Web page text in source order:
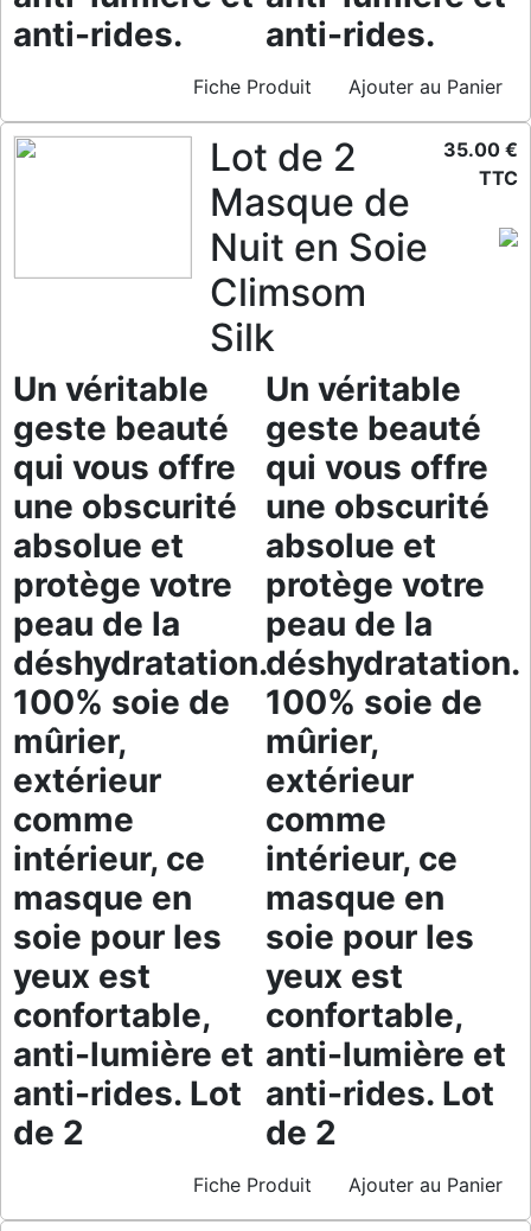
anti-rides.
anti-rides.
Fiche Produit Ajouter au Panier
Lot de 2
Masque de
Nuit en Soie
Climsom
Silk
Un véritable
geste beauté
qui vous offre
une obscurité
absolue et
protège votre
peau de la
déshydratation.
100% soie de
mûrier,
extérieur
comme
intérieur, ce
masque en
soie pour les
yeux est
confortable,
anti-lumière et
anti-rides. Lot
de 2
Un véritable
geste beauté
qui vous offre
une obscurité
absolue et
protège votre
peau de la
déshydratation.
100% soie de
mûrier,
extérieur
comme
intérieur, ce
masque en
soie pour les
yeux est
confortable,
anti-lumière et
anti-rides. Lot
de 2
35.00 €
TTC
Fiche Produit Ajouter au Panier